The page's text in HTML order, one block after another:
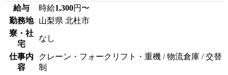
給与 時給1,300円〜
勤務地
山梨県 北杜市
寮・社
宅
なし
仕事内
容
クレーン・フォークリフト・重機 / 物流倉庫 / 交替
制